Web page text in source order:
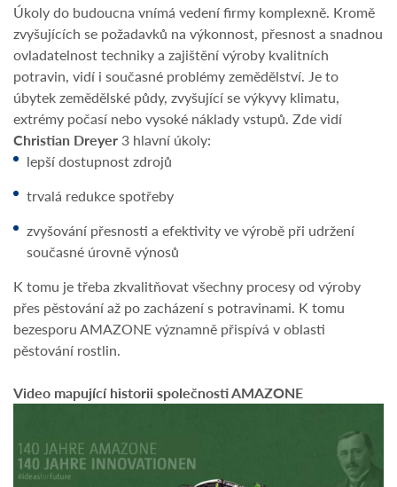
Úkoly do budoucna vnímá vedení firmy komplexně. Kromě
zvyšujících se požadavků na výkonnost, přesnost a snadnou
ovladatelnost techniky a zajištění výroby kvalitních
potravin, vidí i současné problémy zemědělství. Je to
úbytek zemědělské půdy, zvyšující se výkyvy klimatu,
extrémy počasí nebo vysoké náklady vstupů. Zde vidí
Christian Dreyer 3 hlavní úkoly:
lepší dostupnost zdrojů
trvalá redukce spotřeby
zvyšování přesnosti a efektivity ve výrobě při udržení
současné úrovně výnosů
K tomu je třeba zkvalitňovat všechny procesy od výroby
přes pěstování až po zacházení s potravinami. K tomu
bezesporu AMAZONE významně přispívá v oblasti
pěstování rostlin.
Video mapující historii společnosti AMAZONE